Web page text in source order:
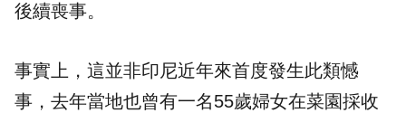
後續喪事。
事實上，這並非印尼近年來首度發生此類憾
事，去年當地也曾有一名55歲婦女在菜園採收